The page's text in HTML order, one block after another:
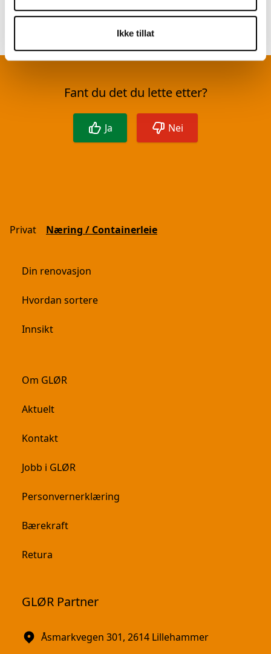
Ikke tillat
Fant du det du lette etter?
Ja Nei
Privat Næring / Containerleie
Din renovasjon
Hvordan sortere
Innsikt
Om GLØR
Aktuelt
Kontakt
Jobb i GLØR
Personvernerklæring
Bærekraft
Retura
GLØR Partner
Åsmarkvegen 301, 2614 Lillehammer